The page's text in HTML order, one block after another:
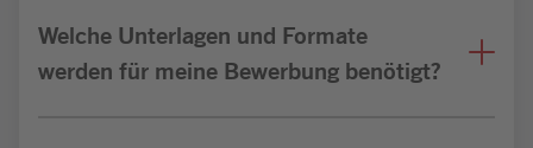
Welche Unterlagen und Formate
werden für meine Bewerbung benötigt?